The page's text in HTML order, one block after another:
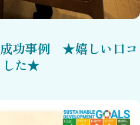
功事例 ★嬉しい口コ
した★